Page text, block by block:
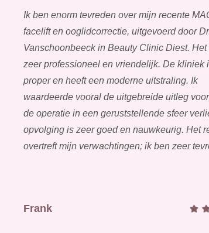
Ik ben enorm tevreden over mijn recente
facelift en ooglidcorrectie, uitgevoerd door
Vanschoonbeeck in Beauty Clinic Diest. Het
zeer professioneel en vriendelijk. De kliniek
proper en heeft een moderne uitstraling. Ik
waardeerde vooral de uitgebreide uitleg
de operatie in een geruststellende sfeer
opvolging is zeer goed en nauwkeurig. Het
overtreft mijn verwachtingen; ik ben zeer
Frank